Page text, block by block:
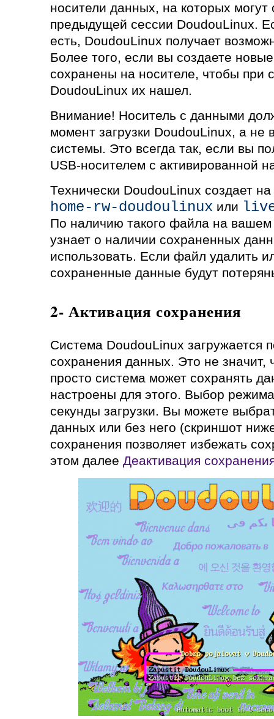
носители данных, на которых могут
предыдущей сессии DoudouLinux.
есть, DoudouLinux получает
Более того, если вы создаете
сохранены на носителе, чтобы при
DoudouLinux их нашел.
Внимание! Носитель с данными
момент загрузки DoudouLinux, а не
системы. Это всегда так, если вы
USB-носителем с активированной
Технически DoudouLinux создает
home-rw-doudoulinux или
По наличию такого файла на
узнает о наличии сохраненных
использовать. Если файл удалить
сохраненные данные будут
2- Активация сохранения
Система DoudouLinux загружается
сохранения данных. Это не значит,
просто система может сохранять
настроены для этого. Выбор
секунды загрузки. Вы можете
данных или без него (скриншот
сохранения позволяет избежать
этом далее Деактивация